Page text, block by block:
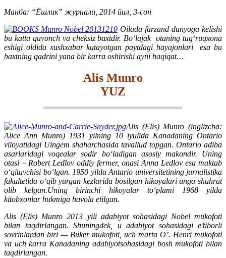
Манба: “Ёшлик” журнали, 2014 йил, 3-сон
Oilada farzand dunyoga kelishi
bu katta quvonch va cheksiz baxtdir. Bo‘lajak otaning tug‘ruqxona
eshigi oldida xushxabar kutayotgan paytdagi hayajonlari esa bu
baxtning qadrini yana bir karra oshirishi ayni haqiqat…
Alis Munro
YUZ
Alis (Elis) Munro (inglizcha:
Alice Ann Munro) 1931 yilning 10 iyulida Kanadaning Ontario
viloyatidagi Uingem shaharchasida tavallud topgan. Ontario adiba
asarlaridagi voqealar sodir bo‘ladigan asosiy makondir. Uning
otasi – Robert Ledlov oddiy fermer, onasi Anna Ledlov esa maktab
o‘qituvchisi bo‘lgan. 1950 yilda Antario universitetining jurnalistika
fakultetida o‘qib yurgan kezlarida bosilgan hikoyalari unga shuhrat
olib kelgan.Uning birinchi hikoyalar to‘plami 1968 yilda
kitobxonlar hukmiga havola etilgan.
Alis (Elis) Munro 2013 yili adabiyot sohasidagi Nobel mukofoti
bilan taqdirlangan. Shuningdek, u adabiyot sohasidagi e’tiborli
sovrinlardan biri — Buker mukofoti, uch marta O’. Henri mukofoti
va uch karra Kanadaning adabiyotsohasidagi bosh mukofoti bilan
taqdirlangan.